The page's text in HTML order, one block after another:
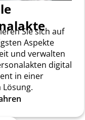
Sie sich auf
Aspekte
und verwalten
digital
in einer